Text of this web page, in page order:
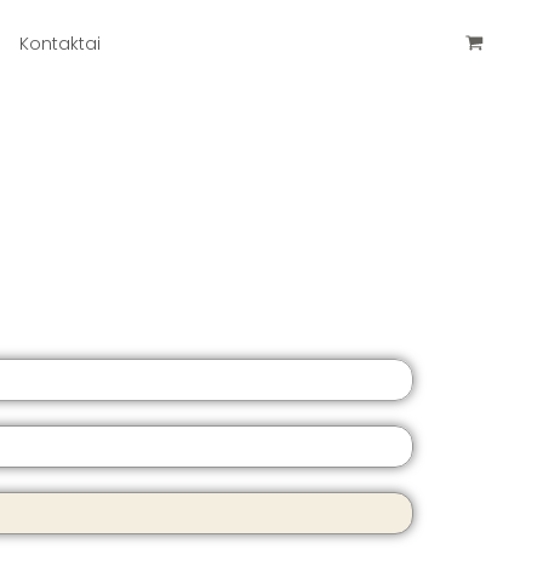
Kontaktai